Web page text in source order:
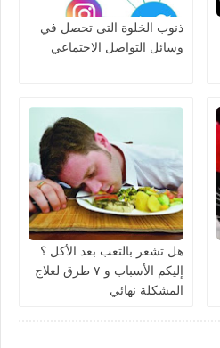
ذنوب الخلوة التى تحصل في
وسائل التواصل الاجتماعي
هل تشعر بالتعب بعد الأكل ؟
إليكم الأسباب و ٧ طرق لعلاج
المشكلة نهائي